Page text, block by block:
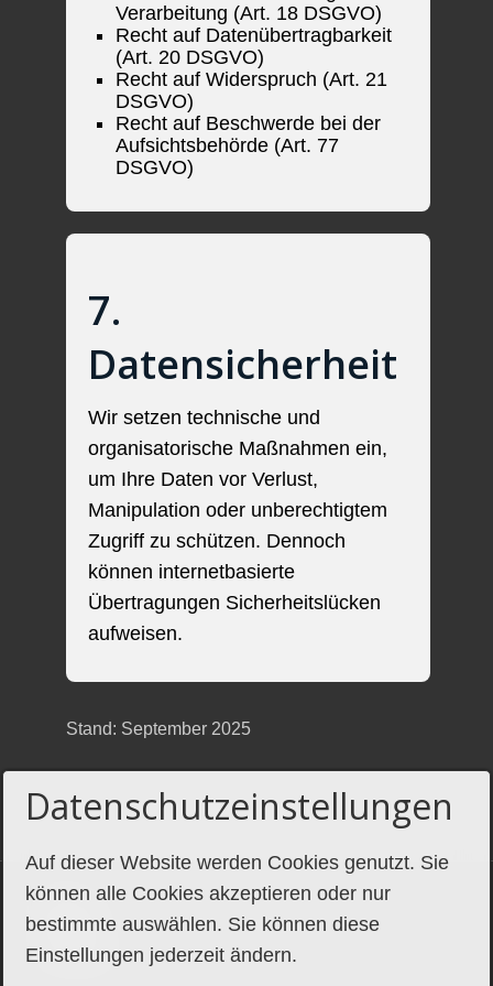
Verarbeitung (Art. 18 DSGVO)
Recht auf Datenübertragbarkeit
(Art. 20 DSGVO)
Recht auf Widerspruch (Art. 21
DSGVO)
Recht auf Beschwerde bei der
Aufsichtsbehörde (Art. 77
DSGVO)
7.
Datensicherheit
Wir setzen technische und
organisatorische Maßnahmen ein,
um Ihre Daten vor Verlust,
Manipulation oder unberechtigtem
Zugriff zu schützen. Dennoch
können internetbasierte
Übertragungen Sicherheitslücken
aufweisen.
Stand: September 2025
Home
Kontakt
Datenschutzeinstellungen
Auf dieser Website werden Cookies genutzt. Sie
können alle Cookies akzeptieren oder nur
bestimmte auswählen. Sie können diese
Einstellungen jederzeit ändern.